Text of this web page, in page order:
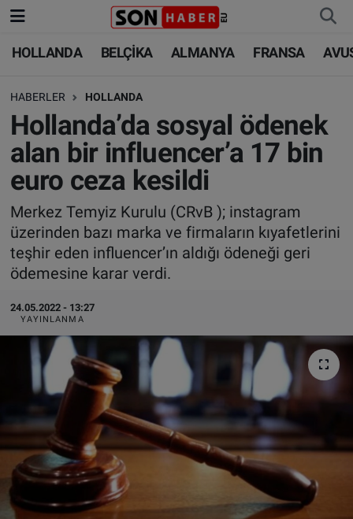
HOLLANDA BELÇİKA ALMANYA FRANSA
HABERLER HOLLANDA
Hollanda’da sosyal ödenek
alan bir influencer’a 17 bin
euro ceza kesildi
Merkez Temyiz Kurulu (CRvB ); instagram
üzerinden bazı marka ve firmaların kıyafetlerini
teşhir eden influencer’ın aldığı ödeneği geri
ödemesine karar verdi.
24.05.2022 - 13:27
YAYINLANMA
HOLLANDA
BELÇİKA
ALMANYA
FRANSA
AVUSTURYA
SAĞLIK - YAŞAM
BİLİM-TEKNOLOJİ
HOLLANDA
BELÇİKA
ALMANYA
TÜRKİYE
DÜNYA
BİLİM-TEKNOLOJİ
SAĞLIK
FOTO GALERİ
VIDEO GALERİ
ALGEMENE VOORWAARDEN
CONTACT
Çerez Politikası
Nöbetçi Eczaneler
Hava Durumu
Trafik Durumu
Süper Lig Puan Durumu ve Fikstür
Tüm Manşetler
Son Dakika Haberleri
Haber Arşivi